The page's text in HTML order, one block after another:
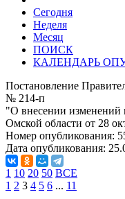
Сегодня
Неделя
Месяц
ПОИСК
КАЛЕНДАРЬ
Постановление
№ 214-п
"О внесении изменений
Омской области от 28
Номер опубликования:
Дата опубликования:
1 10 20 50 ВСЕ
1 2 3 4 5 6 ... 11